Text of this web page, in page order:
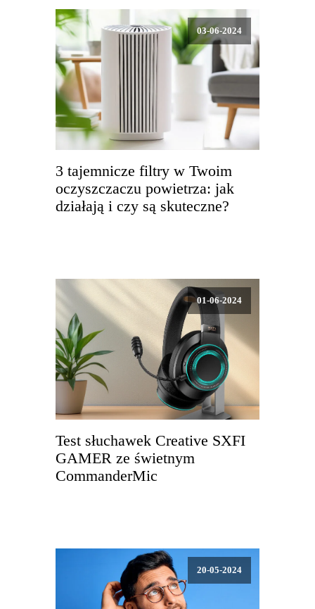
03-06-2024
3 tajemnicze filtry w Twoim
oczyszczaczu powietrza: jak
działają i czy są skuteczne?
01-06-2024
Test słuchawek Creative SXFI
GAMER ze świetnym
CommanderMic
20-05-2024